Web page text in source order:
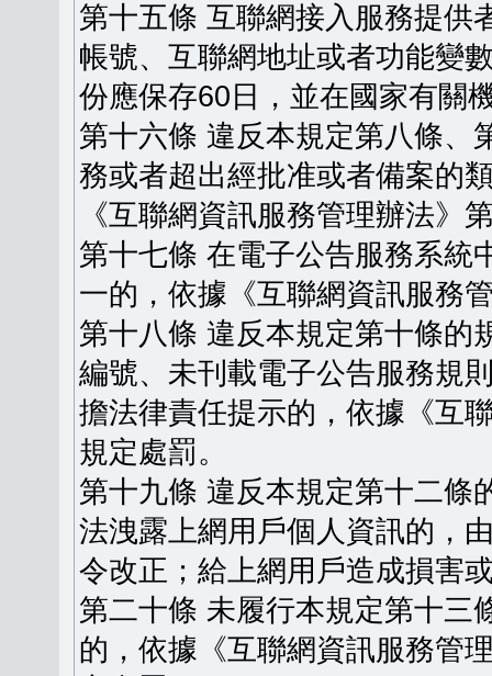
第十五條 互聯網接入服務提供
帳號、互聯網地址或者功能變
份應保存60日，並在國家有關
第十六條 違反本規定第八條、
務或者超出經批准或者備案的
《互聯網資訊服務管理辦法》
第十七條 在電子公告服務系統
一的，依據《互聯網資訊服務
第十八條 違反本規定第十條的
編號、未刊載電子公告服務規
擔法律責任提示的，依據《互
規定處罰。
第十九條 違反本規定第十二條
法洩露上網用戶個人資訊的，
令改正；給上網用戶造成損害
第二十條 未履行本規定第十三
的，依據《互聯網資訊服務管